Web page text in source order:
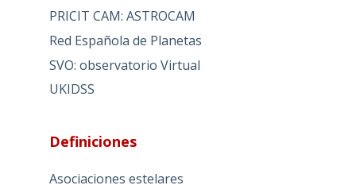
PRICIT CAM: ASTROCAM
Red Española de Planetas
SVO: observatorio Virtual
UKIDSS
Definiciones
Asociaciones estelares